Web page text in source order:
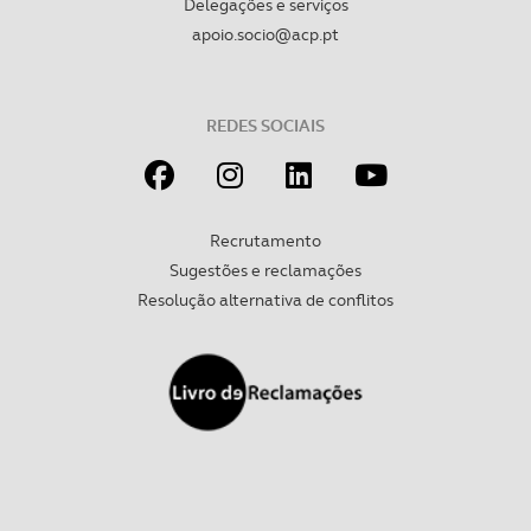
Realçamos que o bloqueio de certo tipo de Cookies e
Consulte a política de cookies do site.
Delegações e serviços
apoio.socio@acp.pt
REDES SOCIAIS
Recrutamento
Sugestões e reclamações
Resolução alternativa de conflitos